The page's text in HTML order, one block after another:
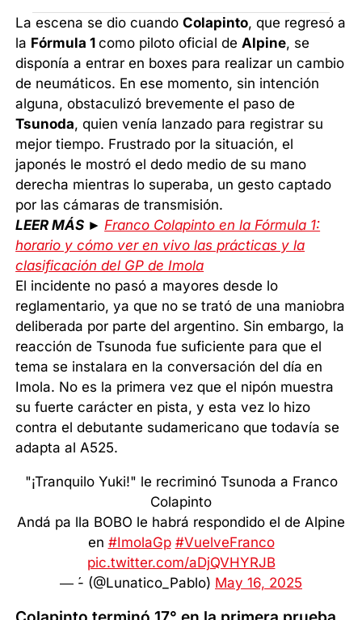
La escena se dio cuandoColapinto, que regresó a
la Fórmula 1como piloto oficial deAlpine, se
disponía a entrar en boxes para realizar un cambio
de neumáticos. En ese momento, sin intención
alguna, obstaculizó brevemente el paso de
Tsunoda, quien venía lanzado para registrar su
mejor tiempo. Frustrado por la situación, el
japonés le mostró el dedo medio de su mano
derecha mientras lo superaba, un gesto captado
por las cámaras de transmisión.
LEER MÁS ►Franco Colapinto en la Fórmula 1:
horario y cómo ver en vivo las prácticas y la
clasificación del GP de Imola
El incidente no pasó a mayores desde lo
reglamentario, ya que no se trató de una maniobra
deliberada por parte del argentino. Sin embargo, la
reacción de Tsunoda fue suficiente para que el
tema se instalara en la conversación del día en
Imola. No es la primera vez que el nipón muestra
su fuerte carácter en pista, y esta vez lo hizo
contra el debutante sudamericano que todavía se
adapta al A525.
"¡Tranquilo Yuki!" le recriminó Tsunoda a Franco
Colapinto
Andá pa lla BOBO le habrá respondido el de Alpine
en #ImolaGp #VuelveFranco
pic.twitter.com/aDjQVHYRJB
— ́- (@Lunatico_Pablo) May 16, 2025